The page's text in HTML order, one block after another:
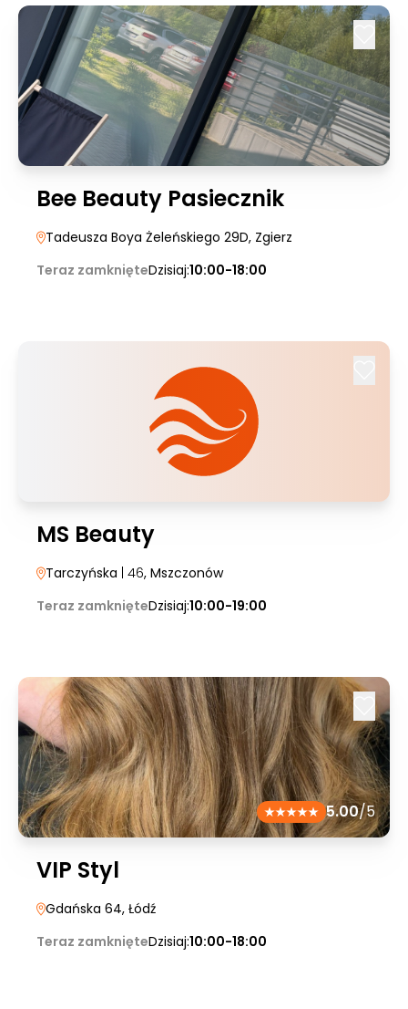
Bee Beauty Pasiecznik
Tadeusza Boya Żeleńskiego 29D, Zgierz
Teraz zamknięteDzisiaj:10:00-18:00
MS Beauty
Tarczyńska | 46, Mszczonów
Teraz zamknięteDzisiaj:10:00-19:00
5.00/5
VIP Styl
Gdańska 64, Łódź
Teraz zamknięteDzisiaj:10:00-18:00